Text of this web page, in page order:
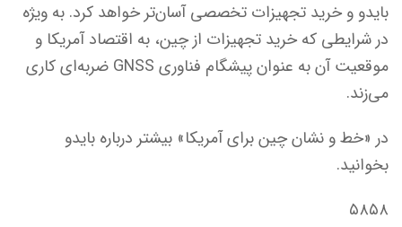
بایدو و خرید تجهیزات تخصصی آسان‌تر خواهد کرد. به ویژه
در شرایطی که خرید تجهیزات از چین، به اقتصاد آمریکا و
موقعیت آن به عنوان پیشگام فناوری GNSS ضربه‌ای کاری
می‌زند.
در «خط و نشان چین برای آمریکا» بیشتر درباره بایدو
بخوانید.
۵۸۵۸